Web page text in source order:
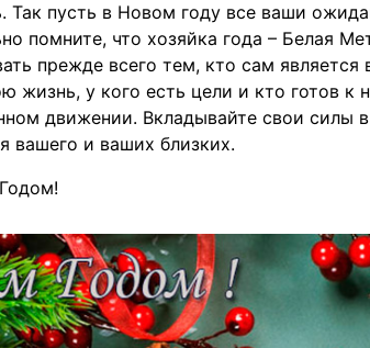
Так пусть в Новом году все ваши
помните, что хозяйка года – Белая
прежде всего тем, кто сам
жизнь, у кого есть цели и кто готов к
движении. Вкладывайте свои силы
вашего и ваших близких.